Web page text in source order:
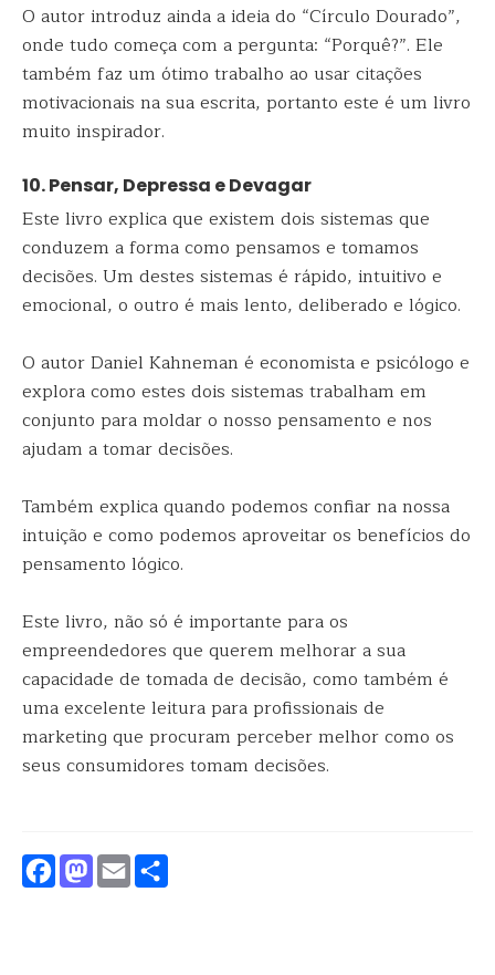
O autor introduz ainda a ideia do “Círculo Dourado”,
onde tudo começa com a pergunta: “Porquê?”. Ele
também faz um ótimo trabalho ao usar citações
motivacionais na sua escrita, portanto este é um livro
muito inspirador.
10. Pensar, Depressa e Devagar
Este livro explica que existem dois sistemas que
conduzem a forma como pensamos e tomamos
decisões. Um destes sistemas é rápido, intuitivo e
emocional, o outro é mais lento, deliberado e lógico.
O autor Daniel Kahneman é economista e psicólogo e
explora como estes dois sistemas⁠ trabalham em
conjunto para moldar o nosso pensamento e nos
ajudam a tomar decisões.
Também explica quando podemos confiar na nossa
intuição e como podemos aproveitar os benefícios do
pensamento lógico.
Este livro, não só é importante para os
empreendedores que querem melhorar a sua
capacidade de tomada de decisão, como também é
uma excelente leitura para profissionais de
marketing que procuram perceber melhor como os
seus consumidores tomam decisões.
Facebook
Mastodon
Email